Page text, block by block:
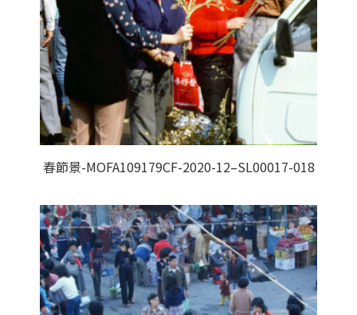
春節景-MOFA109179CF-2020-12–SL00017-018